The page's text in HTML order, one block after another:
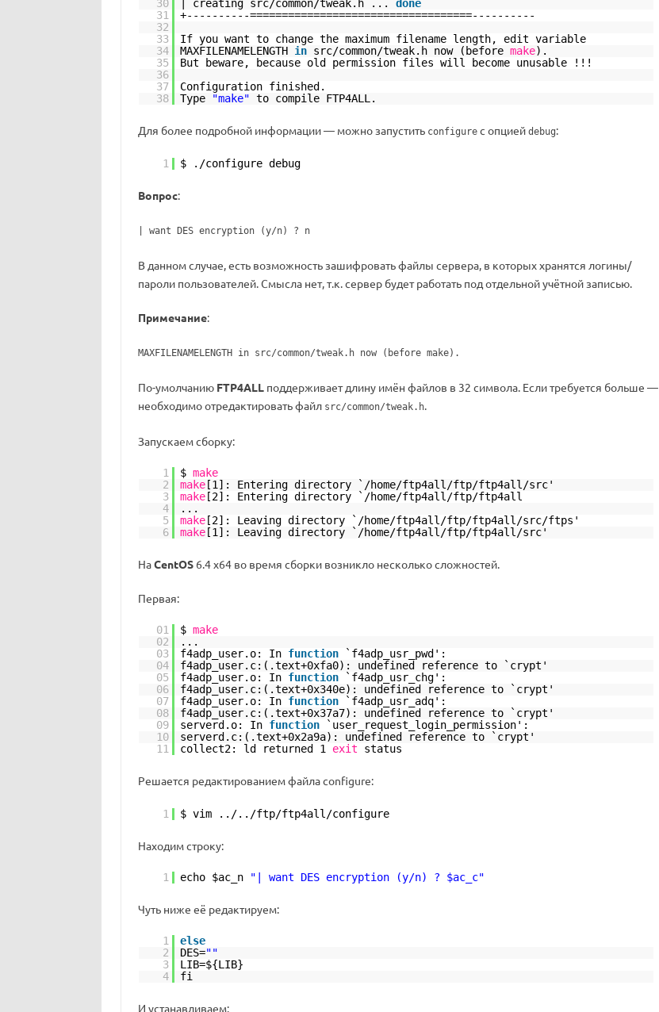
30
| creating src/common/tweak.h ... done
31
+----------===================================----------
32
33
If you want to change the maximum filename length, edit variable
34
MAXFILENAMELENGTH in src/common/tweak.h now (before make).
35
But beware, because old permission files will become unusable !!!
36
37
Configuration finished.
38
Type "make" to compile FTP4ALL.
Для более подробной информации — можно запустить configureс опцией debug:
1 $ . /configure debug
Вопрос:
| want DES encryption (y/n) ? n
В данном случае, есть возможность зашифровать файлы сервера, в которых хранятся логины/
пароли пользователей. Смысла нет, т.к. сервер будет работать под отдельной учётной записью.
Примечание:
MAXFILENAMELENGTH in src/common/tweak.h now (before make).
По-умолчанию FTP4ALLподдерживает длину имён файлов в 32 символа. Если требуется больше —
необходимо отредактировать файл src/common/tweak.h.
Запускаем сборку:
1 $ make
2
make[1]: Entering directory ` /home/ftp4all/ftp/ftp4all/src'
3
make[2]: Entering directory ` /home/ftp4all/ftp/ftp4all
4
...
5
make[2]: Leaving directory ` /home/ftp4all/ftp/ftp4all/src/ftps '
6
make[1]: Leaving directory ` /home/ftp4all/ftp/ftp4all/src'
НаCentOS6.4 x64 во время сборки возникло несколько сложностей.
Первая:
01 $ make
02
...
03
f4adp_user.o: In function
`f4adp_usr_pwd':
04
f4adp_user.c:(.text+0xfa0): undefined reference to `crypt'
05
f4adp_user.o: In function
`f4adp_usr_chg':
06
f4adp_user.c:(.text+0x340e): undefined reference to `crypt'
07
f4adp_user.o: In function
`f4adp_usr_adq':
08
f4adp_user.c:(.text+0x37a7): undefined reference to `crypt'
09
serverd.o: In function
`user_request_login_permission':
10
serverd.c:(.text+0x2a9a): undefined reference to `crypt'
11
collect2: ld returned 1 exit status
Решается редактированием файла configure:
1 $ vim ../.. /ftp/ftp4all/configure
Находим строку:
1 echo $ac_n "| want DES encryption (y/n) ? $ac_c"
Чуть ниже её редактируем:
1
else
2
DES=""
3
LIB=${LIB}
4
fi
И устанавливаем: